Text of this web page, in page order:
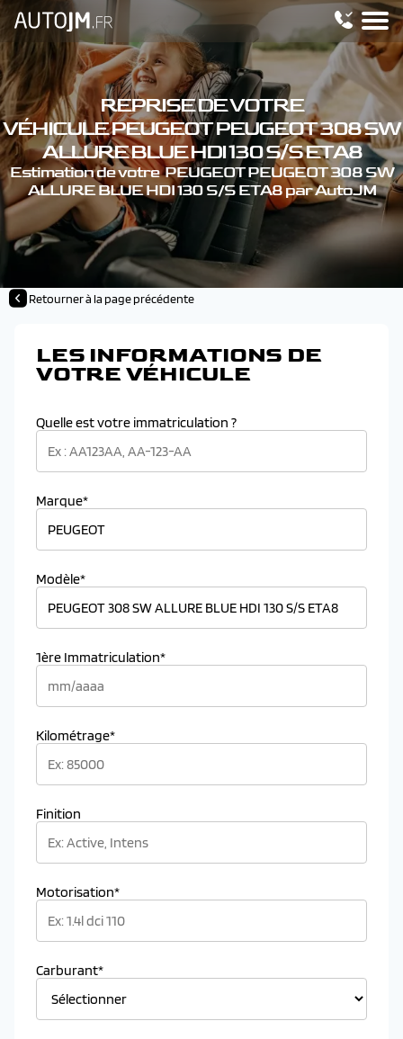
REPRISE DE VOTRE
VÉHICULE PEUGEOT PEUGEOT 308 SW
ALLURE BLUE HDI 130 S/S ETA8
Estimation de votre PEUGEOT PEUGEOT 308 SW
ALLURE BLUE HDI 130 S/S ETA8 par AutoJM
Retourner à la page précédente
LES INFORMATIONS DE
VOTRE VÉHICULE
Quelle est votre immatriculation ?
Marque*
Modèle*
1ère Immatriculation*
Kilométrage*
Finition
Motorisation*
Carburant*